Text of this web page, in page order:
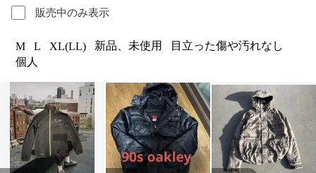
販売中のみ表示
M L XL(LL) 新品、未使用
目立った傷や汚れなし
個人